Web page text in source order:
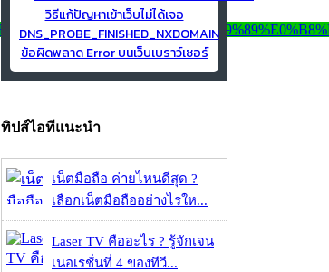
วิธีแก้ปัญหาเข้าเว็บไม่ได้เจอ
DNS_PROBE_FINISHED_NXDOMAIN
ข้อผิดพลาด Error บนเว็บเบราว์เซอร์
ทิปส์ไอทีแนะนำ
เน็ตมือถือ ค่ายไหนดีสุด ?
เลือกเน็ตมือถืออย่างไรให...
Laser TV คืออะไร ? รู้จักเจน
เนอเรชั่นที่ 4 ของทีวี...